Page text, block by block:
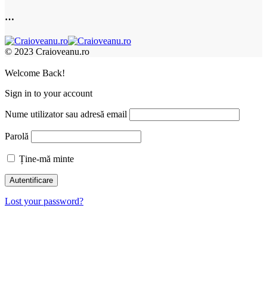
…
© 2023 Craioveanu.ro
Welcome Back!
Sign in to your account
Nume utilizator sau adresă email
Parolă
Ține-mă minte
Lost your password?